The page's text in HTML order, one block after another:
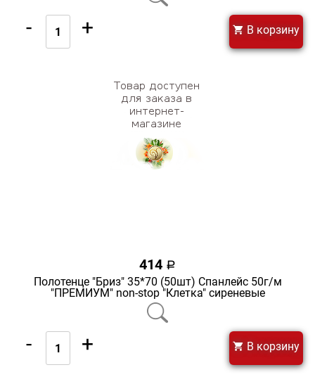
- + В корзину
414 a
Полотенце "Бриз" 35*70 (50шт) Спанлейс 50г/м
"ПРЕМИУМ" non-stop "Клетка" сиреневые
- + В корзину